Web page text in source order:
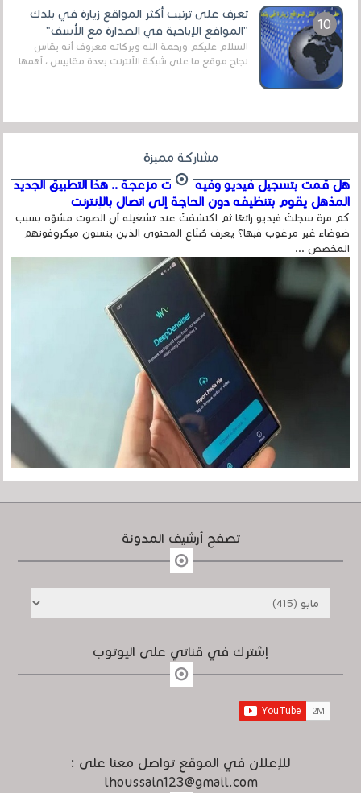
تعرف على ترتيب أكثر المواقع زيارة في بلدك
"المواقع الإباحية في الصدارة مع الأسف"
السلام عليكم ورحمة الله وبركاته معروف أنه يقاس
نجاح موقع ما على شبكة الأنترنت بعدة مقاييس ، أهمها
مشاركة مميزة
هل قمت بتسجيل فيديو وفيه أصوت مزعجة .. هذا التطبيق الجديد
المذهل يقوم بتنظيفه دون الحاجة إلى اتصال بالإنترنت
كم مرة سجلتَ فيديو رائعًا ثم اكتشفتَ عند تشغيله أن الصوت مشوّه بسبب
ضوضاء غير مرغوب فيها؟ يعرف صُنّاع المحتوى الذين ينسون ميكروفونهم
المخصص ...
تصفح أرشيف المدونة
إشترك في قناتي على اليوتوب
للإعلان في الموقع تواصل معنا على :
lhoussain123@gmail.com